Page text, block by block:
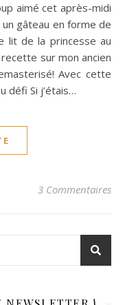
aimé cet après-midi
un gâteau en forme de
lit de la princesse au
sur mon ancien
Avec cette
défi Si j’étais…
3 Commentaires